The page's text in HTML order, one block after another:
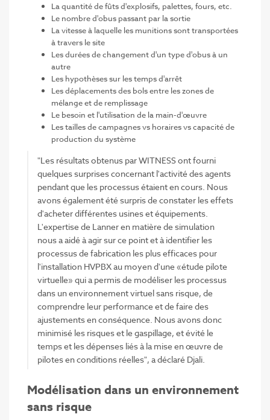
La quantité de fûts d'explosifs, palettes, fours, etc.
Le nombre d'obus passant par la sortie
La vitesse à laquelle les munitions sont transportées
à travers le site
Les durées de changement d'un type d'obus à un
autre
Les hypothèses sur les temps d'arrêt
Les déplacements des bols entre les zones de
mélange et de remplissage
Le besoin et l'utilisation de la main-d'œuvre
Les tailles de campagnes vs horaires vs capacité de
production du système
"Les résultats obtenus par WITNESS ont fourni
quelques surprises concernant l'activité des agents
pendant que les processus étaient en cours. Nous
avons également été surpris de constater les effets
d'acheter différentes usines et équipements.
L'expertise de Lanner en matière de simulation
nous a aidé à agir sur ce point et à identifier les
processus de fabrication les plus efficaces pour
l'installation HVPBX au moyen d'une «étude pilote
virtuelle» qui a permis de modéliser les processus
dans un environnement virtuel sans risque, de
comprendre leur performance et de faire des
ajustements en conséquence. Nous avons donc
minimisé les risques et le gaspillage, et évité le
temps et les dépenses liés à la mise en œuvre de
pilotes en conditions réelles", a déclaré Djali.
Modélisation dans un environnement
sans risque